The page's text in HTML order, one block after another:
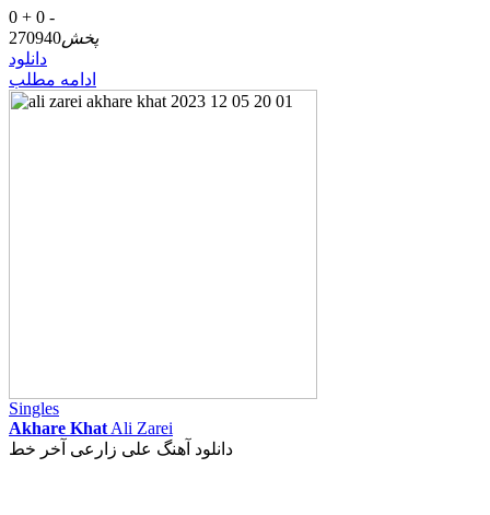
0 + 0 -
پخش270940
دانلود
ادامه مطلب
Singles
Akhare Khat Ali Zarei
دانلود آهنگ علی زارعی آخر خط